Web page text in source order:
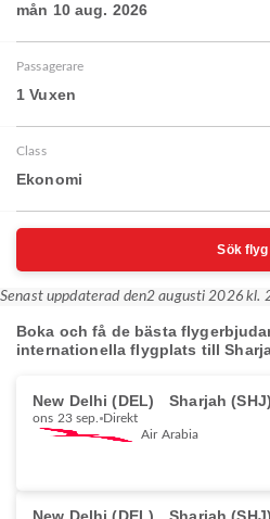
mån 10 aug. 2026
Passagerare
1 Vuxen
Class
Ekonomi
Sök flyg
Senast uppdaterad den2 augusti 2026 kl.
Boka och få de bästa
internationella flygplats till
New Delhi (DEL) Sharjah (SHJ)
ons 23 sep. Direkt
Air Arabia